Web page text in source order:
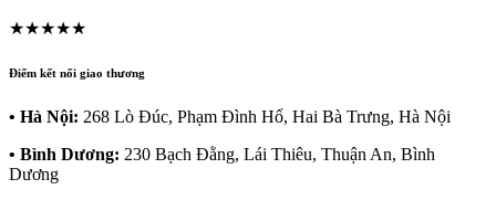
★★★★★
Điểm kết nối giao thương
• Hà Nội: 268 Lò Đúc, Phạm Đình Hổ, Hai Bà Trưng, Hà Nội
• Bình Dương: 230 Bạch Đằng, Lái Thiêu, Thuận An, Bình
Dương